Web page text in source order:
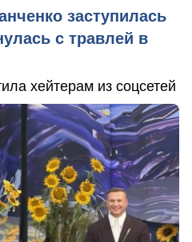
заступилась
с травлей в
хейтерам из соцсетей